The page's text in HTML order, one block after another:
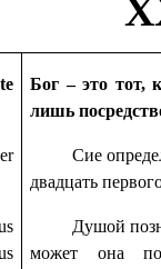
Бог – это тот,
лишь
Сие
двадцать
Душой
может она